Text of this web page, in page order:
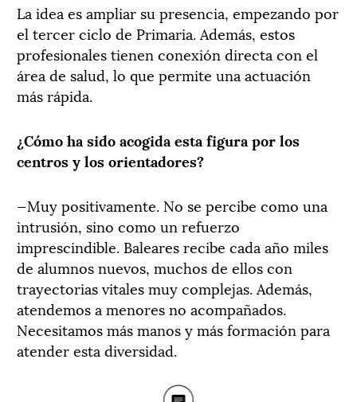
La idea es ampliar su presencia, empezando por
el tercer ciclo de Primaria. Además, estos
profesionales tienen conexión directa con el
área de salud, lo que permite una actuación
más rápida.
¿Cómo ha sido acogida esta figura por los
centros y los orientadores?
—Muy positivamente. No se percibe como una
intrusión, sino como un refuerzo
imprescindible. Baleares recibe cada año miles
de alumnos nuevos, muchos de ellos con
trayectorias vitales muy complejas. Además,
atendemos a menores no acompañados.
Necesitamos más manos y más formación para
atender esta diversidad.